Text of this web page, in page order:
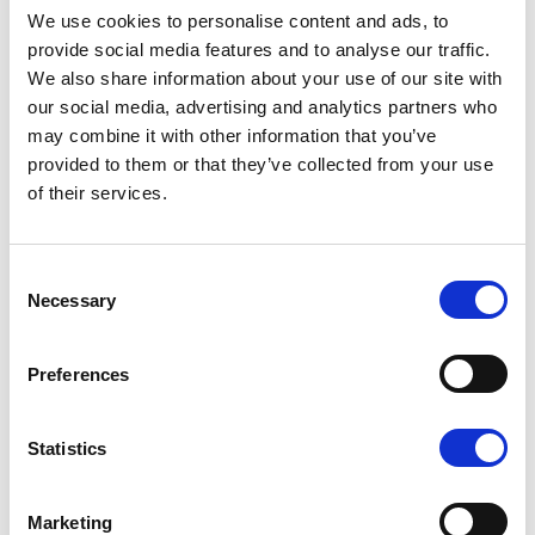
We use cookies to personalise content and ads, to
provide social media features and to analyse our traffic.
We also share information about your use of our site with
our social media, advertising and analytics partners who
may combine it with other information that you’ve
provided to them or that they’ve collected from your use
of their services.
Selection
Necessary
Preferences
Statistics
Marketing
K1 - BRUSHED GOLD
продукт можно настроить в том цвете и отделке,